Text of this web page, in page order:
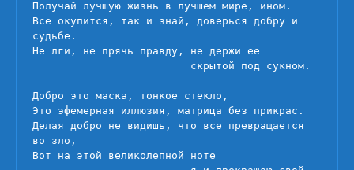
Получай лучшую жизнь в лучшем мире, ином.
Все окупится, так и знай, доверься добру и
судьбе.
Не лги, не прячь правду, не держи ее
Добро это маска, тонкое стекло,
Это эфемерная иллюзия, матрица без прикрас.
Делая добро не видишь, что все превращается
во зло,
Вот на этой великолепной ноте